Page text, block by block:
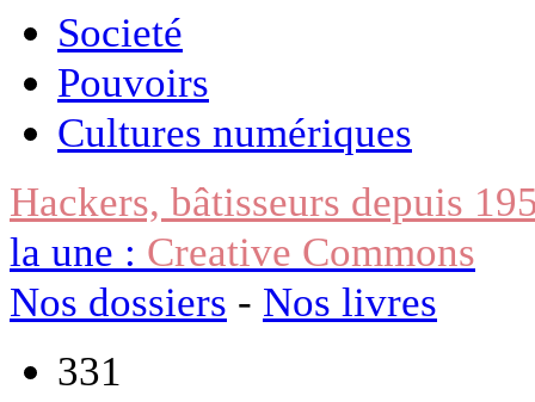
Societé
Pouvoirs
Cultures numériques
Hackers, bâtisseurs depuis
la une : Creative Commons
Nos dossiers - Nos livres
331